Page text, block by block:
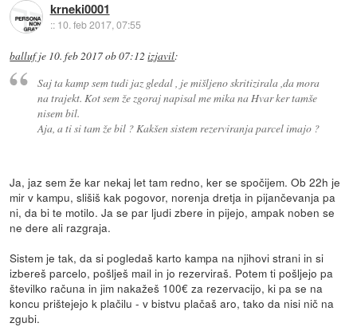
krneki0001
:: 10. feb 2017, 07:55
ballufje 10. feb 2017 ob 07:12 izjavil:
Saj ta kamp sem tudi jaz gledal , je mišljeno skritizirala ,da mora
na trajekt. Kot sem že zgoraj napisal me mika na Hvar ker tamše
nisem bil.
Aja, a ti si tam že bil ? Kakšen sistem rezerviranja parcel imajo ?
Ja, jaz sem že kar nekaj let tam redno, ker se spočijem. Ob 22h je
mir v kampu, slišiš kak pogovor, norenja dretja in pijančevanja pa
ni, da bi te motilo. Ja se par ljudi zbere in pijejo, ampak noben se
ne dere ali razgraja.
Sistem je tak, da si pogledaš karto kampa na njihovi strani in si
izbereš parcelo, pošlješ mail in jo rezerviraš. Potem ti pošljejo pa
številko računa in jim nakažeš 100€ za rezervacijo, ki pa se na
koncu prištejejo k plačilu - v bistvu plačaš aro, tako da nisi nič na
zgubi.